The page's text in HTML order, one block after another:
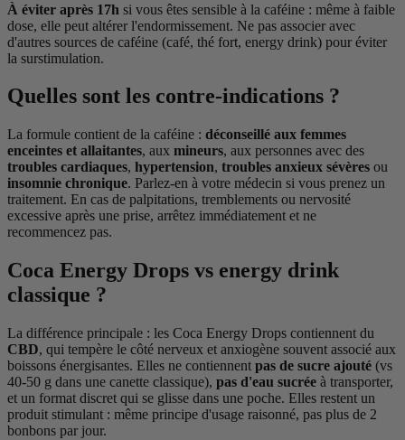
À éviter après 17h si vous êtes sensible à la caféine : même à faible
dose, elle peut altérer l'endormissement. Ne pas associer avec
d'autres sources de caféine (café, thé fort, energy drink) pour éviter
la surstimulation.
Quelles sont les contre-indications ?
La formule contient de la caféine : déconseillé aux femmes
enceintes et allaitantes, aux mineurs, aux personnes avec des
troubles cardiaques, hypertension, troubles anxieux sévères ou
insomnie chronique. Parlez-en à votre médecin si vous prenez un
traitement. En cas de palpitations, tremblements ou nervosité
excessive après une prise, arrêtez immédiatement et ne
recommencez pas.
Coca Energy Drops vs energy drink
classique ?
La différence principale : les Coca Energy Drops contiennent du
CBD, qui tempère le côté nerveux et anxiogène souvent associé aux
boissons énergisantes. Elles ne contiennent pas de sucre ajouté (vs
40-50 g dans une canette classique), pas d'eau sucrée à transporter,
et un format discret qui se glisse dans une poche. Elles restent un
produit stimulant : même principe d'usage raisonné, pas plus de 2
bonbons par jour.